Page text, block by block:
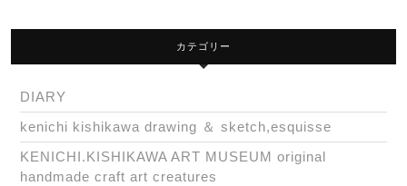
カテゴリー
DIARY
kenichi kishikawa drawing ＆ sketch,esquisse
KENICHI.KISHIKAWA ART MUSEUM original
handmade craft art creatures